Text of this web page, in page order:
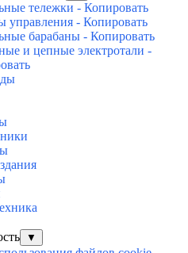
тележки - Копировать
управления - Копировать
барабаны - Копировать
и цепные электротали -
▼